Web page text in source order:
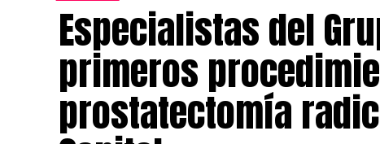
Especialistas del
primeros
prostatectomía